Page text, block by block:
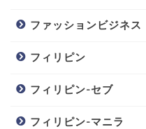
ファッションビジネス
フィリピン
フィリピン-セブ
フィリピン-マニラ